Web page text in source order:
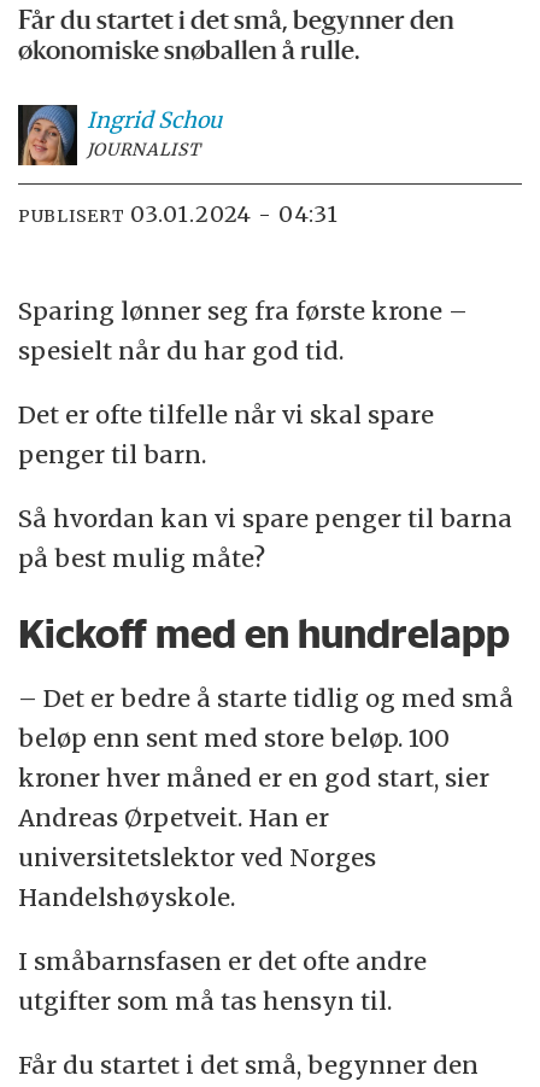
Får du startet i det små, begynner den
økonomiske snøballen å rulle.
Ingrid Schou
JOURNALIST
PUBLISERT 03.01.2024 - 04:31
Sparing lønner seg fra første krone –
spesielt når du har god tid.
Det er ofte tilfelle når vi skal spare
penger til barn.
Så hvordan kan vi spare penger til barna
på best mulig måte?
Kickoff med en hundrelapp
– Det er bedre å starte tidlig og med små
beløp enn sent med store beløp. 100
kroner hver måned er en god start, sier
Andreas Ørpetveit. Han er
universitetslektor ved Norges
Handelshøyskole.
I småbarnsfasen er det ofte andre
utgifter som må tas hensyn til.
Får du startet i det små, begynner den